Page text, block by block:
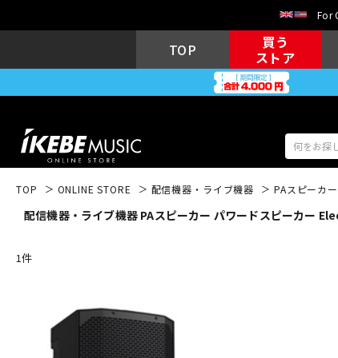
For
TOP
買う
ストア
アコギ/
TOP ONLINE STORE 配信機器・ライブ機器 PAスピーカー
配信機器・ライブ機器 PAスピーカー パワードスピーカー
1件